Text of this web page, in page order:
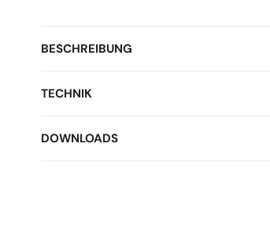
BESCHREIBUNG
TECHNIK
DOWNLOADS